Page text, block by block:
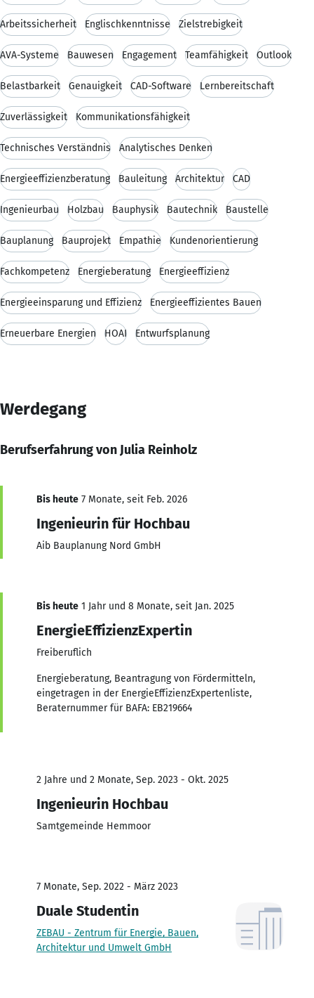
Arbeitssicherheit Englischkenntnisse Zielstrebigkeit
AVA-Systeme Bauwesen Engagement Teamfähigkeit Outlook
Belastbarkeit Genauigkeit CAD-Software Lernbereitschaft
Zuverlässigkeit Kommunikationsfähigkeit
Technisches Verständnis Analytisches Denken
Energieeffizienzberatung Bauleitung Architektur CAD
Ingenieurbau Holzbau Bauphysik Bautechnik Baustelle
Bauplanung Bauprojekt Empathie Kundenorientierung
Fachkompetenz Energieberatung Energieeffizienz
Energieeinsparung und Effizienz Energieeffizientes Bauen
Erneuerbare Energien HOAI Entwurfsplanung
Werdegang
Berufserfahrung von Julia Reinholz
Bis heute 7 Monate, seit Feb. 2026
Ingenieurin für Hochbau
Aib Bauplanung Nord GmbH
Bis heute 1 Jahr und 8 Monate, seit Jan. 2025
EnergieEffizienzExpertin
Freiberuflich
Energieberatung, Beantragung von Fördermitteln,
eingetragen in der EnergieEffizienzExpertenliste,
Beraternummer für BAFA: EB219664
2 Jahre und 2 Monate, Sep. 2023 - Okt. 2025
Ingenieurin Hochbau
Samtgemeinde Hemmoor
7 Monate, Sep. 2022 - März 2023
Duale Studentin
ZEBAU - Zentrum für Energie, Bauen,
Architektur und Umwelt GmbH